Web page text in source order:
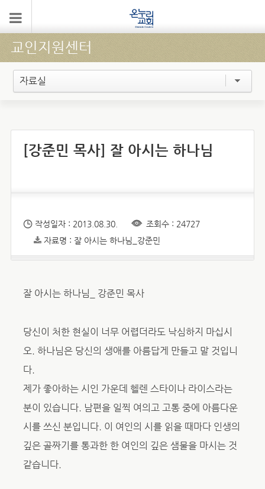
교인지원센터
자료실
[강준민 목사] 잘 아시는 하나님
작성일자 : 2013.08.30.
조회수 : 24727
자료명 : 잘 아시는 하나님_강준민
잘 아시는 하나님_ 강준민 목사
당신이 처한 현실이 너무 어렵더라도 낙심하지 마십시
오. 하나님은 당신의 생애를 아름답게 만들고 말 것입니
다.
제가 좋아하는 시인 가운데 헬렌 스타이나 라이스라는
분이 있습니다. 남편을 일찍 여의고 고통 중에 아름다운
시를 쓰신 분입니다. 이 여인의 시를 읽을 때마다 인생의
깊은 골짜기를 통과한 한 여인의 깊은 샘물을 마시는 것
같습니다.